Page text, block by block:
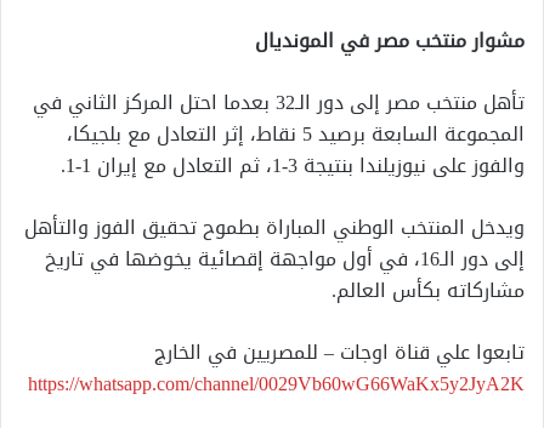
مشوار منتخب مصر في المونديال
تأهل منتخب مصر إلى دور الـ32 بعدما احتل المركز الثاني في
المجموعة السابعة برصيد 5 نقاط، إثر التعادل مع بلجيكا،
والفوز على نيوزيلندا بنتيجة 3-1، ثم التعادل مع إيران 1-1.
ويدخل المنتخب الوطني المباراة بطموح تحقيق الفوز والتأهل
إلى دور الـ16، في أول مواجهة إقصائية يخوضها في تاريخ
مشاركاته بكأس العالم.
تابعوا علي قناة اوجات – للمصريين في الخارج
https://whatsapp.com/channel/0029Vb60wG66WaKx5y2JyA2K